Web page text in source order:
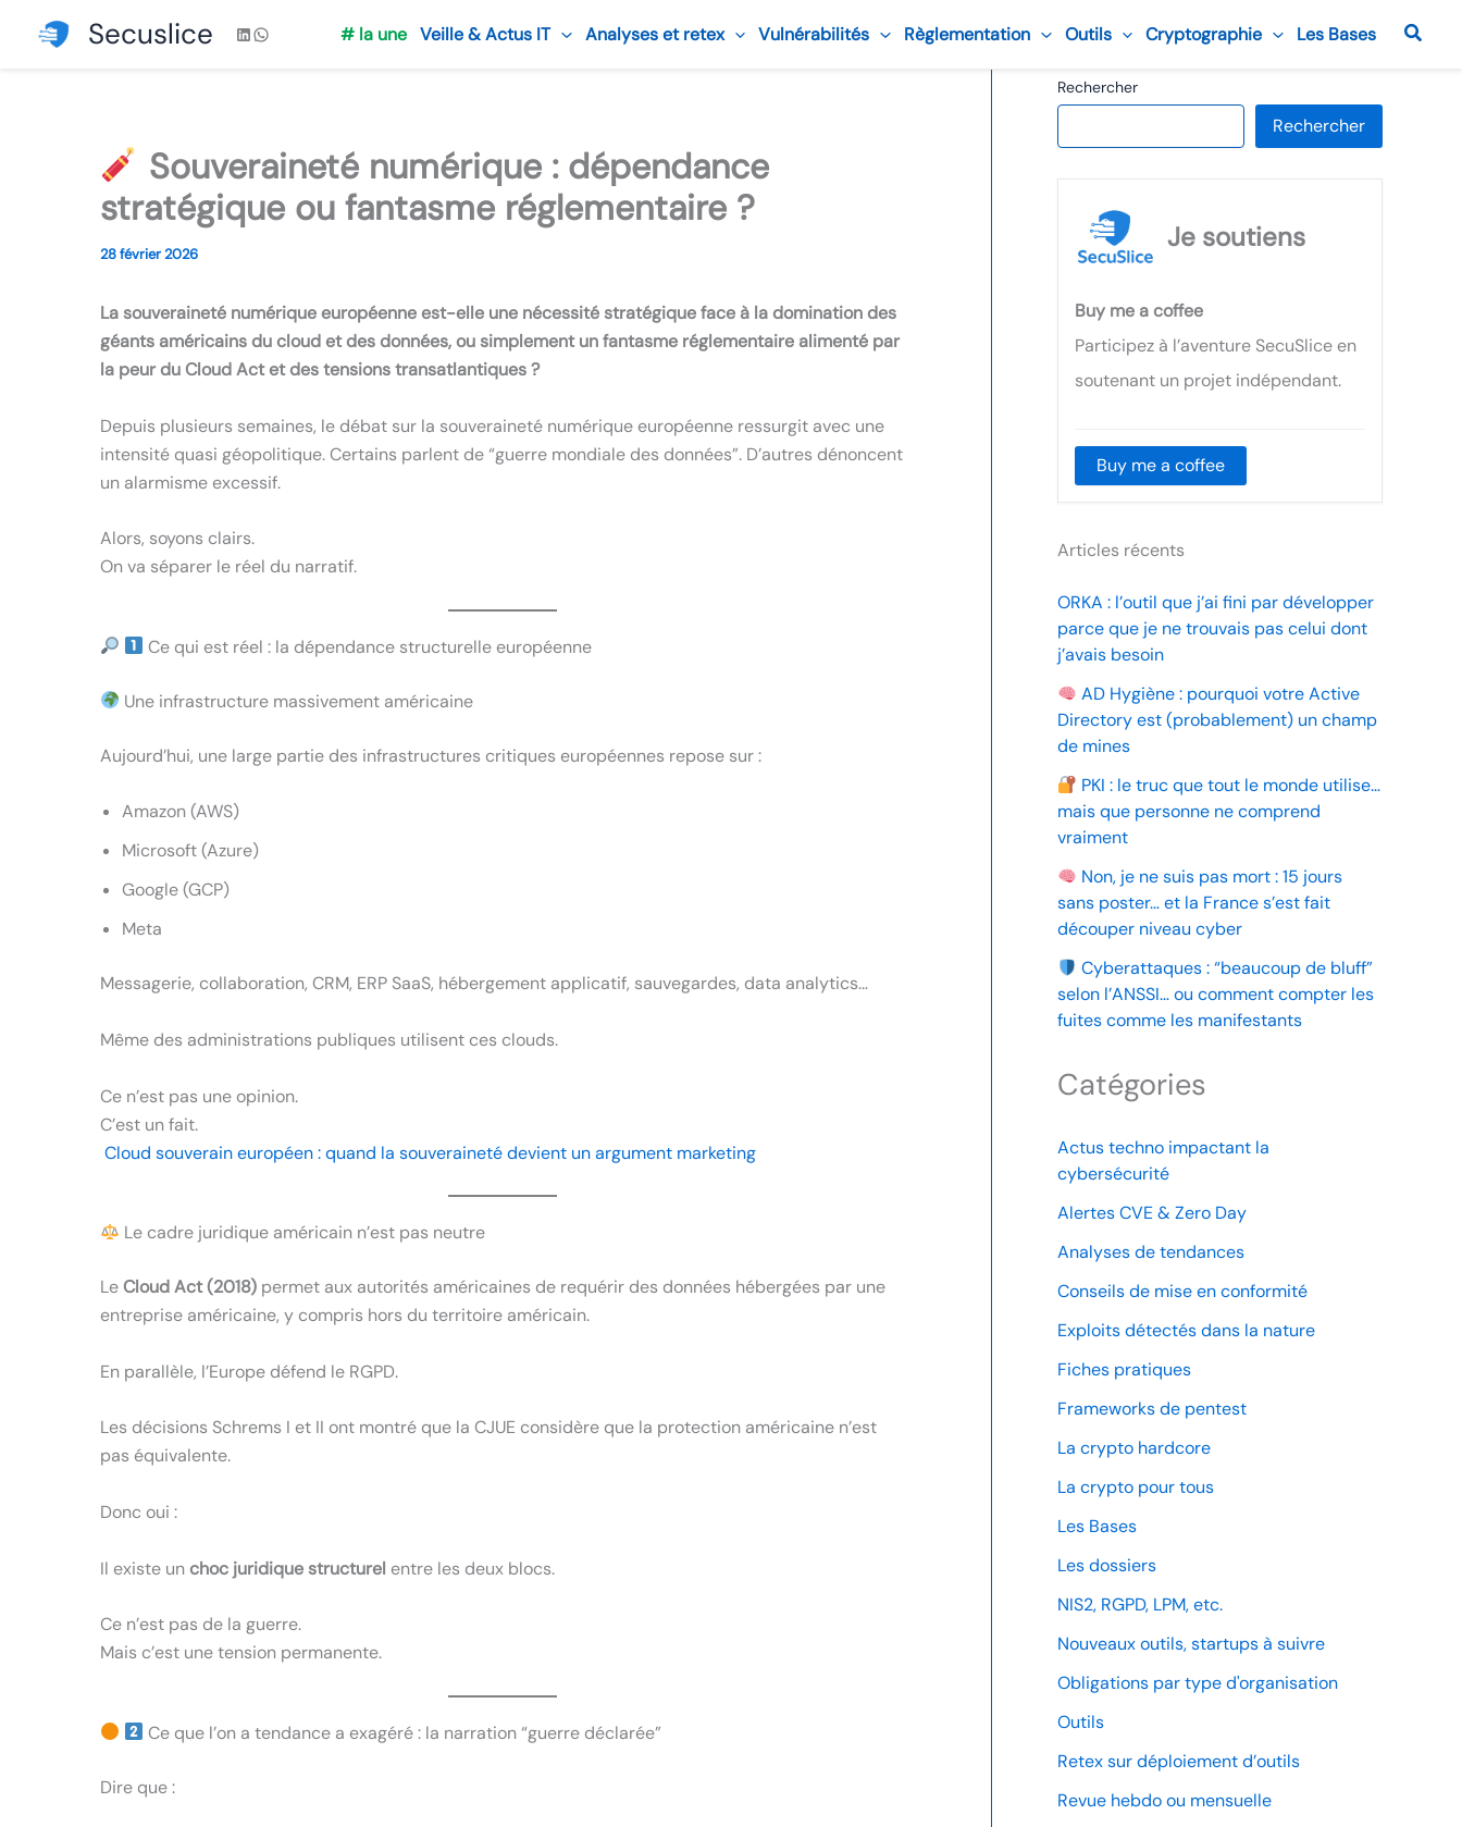
Secuslice LinkedIn
WhatsApp # la une Veille & Actus IT Analyses et retex Vulnérabilités Règlementation Outils Cryptographie Les Bases
Souveraineté numérique : dépendance
stratégique ou fantasme réglementaire ?
28 février 2026
La souveraineté numérique européenne est-elle une nécessité stratégique face à la domination des
géants américains du cloud et des données, ou simplement un fantasme réglementaire alimenté par
la peur du Cloud Act et des tensions transatlantiques ?
Depuis plusieurs semaines, le débat sur la souveraineté numérique européenne ressurgit avec une
intensité quasi géopolitique. Certains parlent de “guerre mondiale des données”. D’autres dénoncent
un alarmisme excessif.
Alors, soyons clairs.
On va séparer le réel du narratif.
Ce qui est réel : la dépendance structurelle européenne
Une infrastructure massivement américaine
Aujourd’hui, une large partie des infrastructures critiques européennes repose sur :
Amazon (AWS)
Microsoft (Azure)
Google (GCP)
Meta
Messagerie, collaboration, CRM, ERP SaaS, hébergement applicatif, sauvegardes, data analytics…
Même des administrations publiques utilisent ces clouds.
Ce n’est pas une opinion.
C’est un fait.
Cloud souverain européen : quand la souveraineté devient un argument marketing
Le cadre juridique américain n’est pas neutre
LeCloud Act (2018) permet aux autorités américaines de requérir des données hébergées par une
entreprise américaine, y compris hors du territoire américain.
En parallèle, l’Europe défend le RGPD.
Les décisions Schrems I et II ont montré que la CJUE considère que la protection américaine n’est
pas équivalente.
Donc oui :
Il existe unchoc juridique structurel entre les deux blocs.
Ce n’est pas de la guerre.
Mais c’est une tension permanente.
Ce que l’on a tendance a exagéré : la narration “guerre déclarée”
Dire que :
Rechercher
Rechercher
Je soutiens
Buy me a coffee
Participez à l’aventure SecuSlice en
soutenant un projet indépendant.
Buy me a coffee
Articles récents
ORKA : l’outil que j’ai fini par développer
parce que je ne trouvais pas celui dont
j’avais besoin
AD Hygiène : pourquoi votre Active
Directory est (probablement) un champ
de mines
PKI : le truc que tout le monde utilise…
mais que personne ne comprend
vraiment
Non, je ne suis pas mort : 15 jours
sans poster… et la France s’est fait
découper niveau cyber
Cyberattaques : “beaucoup de bluff”
selon l’ANSSI… ou comment compter les
fuites comme les manifestants
Catégories
Actus techno impactant la
cybersécurité
Alertes CVE & Zero Day
Analyses de tendances
Conseils de mise en conformité
Exploits détectés dans la nature
Fiches pratiques
Frameworks de pentest
La crypto hardcore
La crypto pour tous
Les Bases
Les dossiers
NIS2, RGPD, LPM, etc.
Nouveaux outils, startups à suivre
Obligations par type d'organisation
Outils
Retex sur déploiement d’outils
Revue hebdo ou mensuelle